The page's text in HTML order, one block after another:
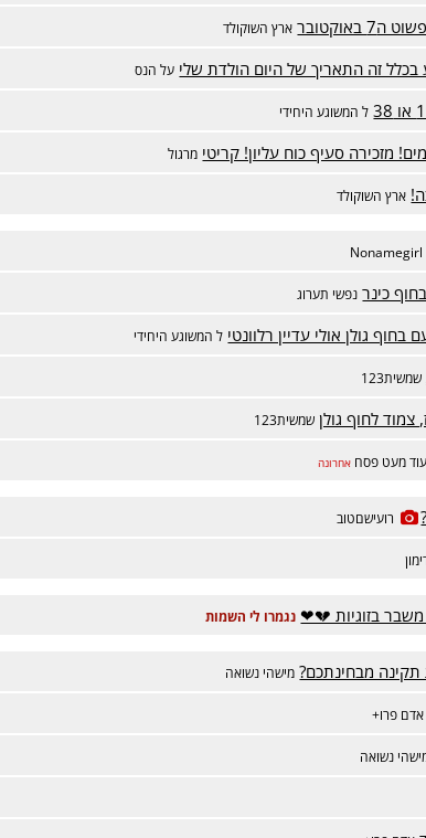
באוקטובר ארץ השוקולד
זה התאריך של היום הולדת שלי על הנס
ל המשוגע היחידי
מזכירה סעיף כוח עליון! קריטי מרגול
ארץ השוקולד
Nonamegirl
כינר נפשי תערוג
בחוף גולן אולי עדיין רלוונטי ל המשוגע היחידי
שמשית123
צמוד לחוף גולן שמשית123
עוד מעט פסח אחרונה
רועישםטוב
בזוגיות 💔❤ נגמרו לי השמות
תקינה מבחינתכם? מישהי נשואה
אדם פרו+
נשואה